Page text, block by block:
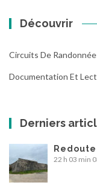
Découvrir
Circuits De
Documentation Et
Derniers
22 h 03 min